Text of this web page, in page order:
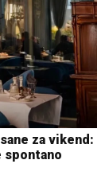
za vikend:
spontano